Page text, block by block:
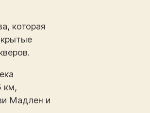
которая
км,
Мадлен и